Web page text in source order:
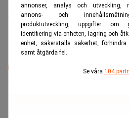
annonser, analys och utveckling,
annons- och
produktutveckling, uppgifter om
identifiering via enheten, lagring och
enhet, säkerställa säkerhet, förhindra
samt åtgärda fel.
Se våra 104
Johan Colliander
Mångårig
Fastighetsvärlden, Fri
Senaste lediga jobben